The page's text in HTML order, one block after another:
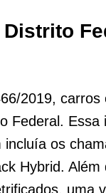
2019,
Federal.
os
Hybrid.
uma